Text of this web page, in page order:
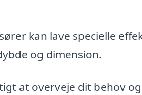
kan lave specielle
og dimension.
at overveje dit behov